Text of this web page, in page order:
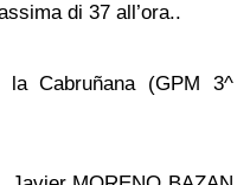
di 37 all’ora..
Cabruñana (GPM 3^